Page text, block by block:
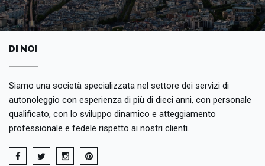
DI NOI
Siamo una società specializzata nel settore dei servizi di
autonoleggio con esperienza di più di dieci anni, con personale
qualificato, con lo sviluppo dinamico e atteggiamento
professionale e fedele rispetto ai nostri clienti.